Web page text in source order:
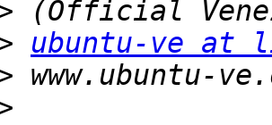
ubuntu-ve at